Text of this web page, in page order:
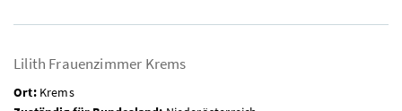
Lilith Frauenzimmer Krems
Ort:Krems